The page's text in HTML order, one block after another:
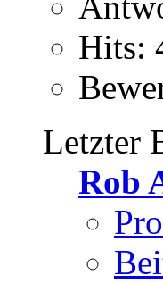
Hits:
Letzter
Rob